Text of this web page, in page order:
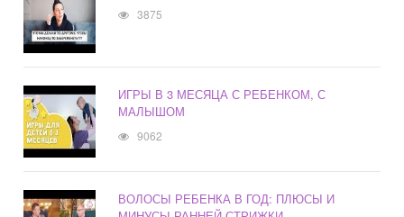
3875
ИГРЫ В 3 МЕСЯЦА С РЕБЕНКОМ, С
МАЛЫШОМ
9062
ВОЛОСЫ РЕБЕНКА В ГОД: ПЛЮСЫ И